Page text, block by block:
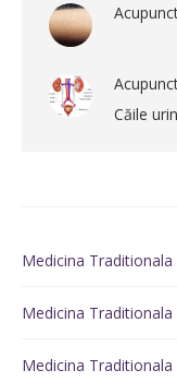
Căile
Medicina Traditionala
Medicina Traditionala
Medicina Traditionala